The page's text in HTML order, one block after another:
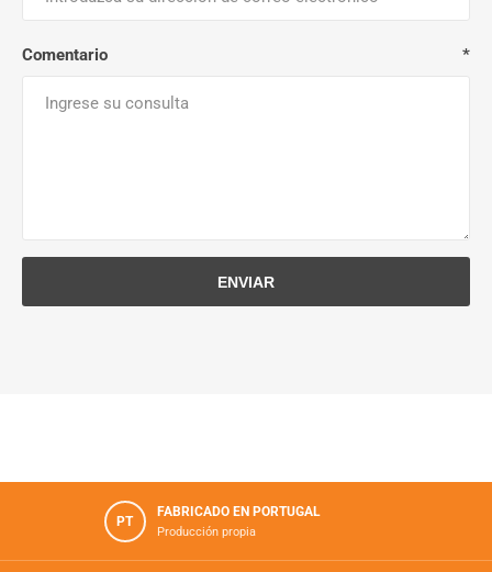
Comentario *
PT
FABRICADO EN PORTUGAL
Producción propia